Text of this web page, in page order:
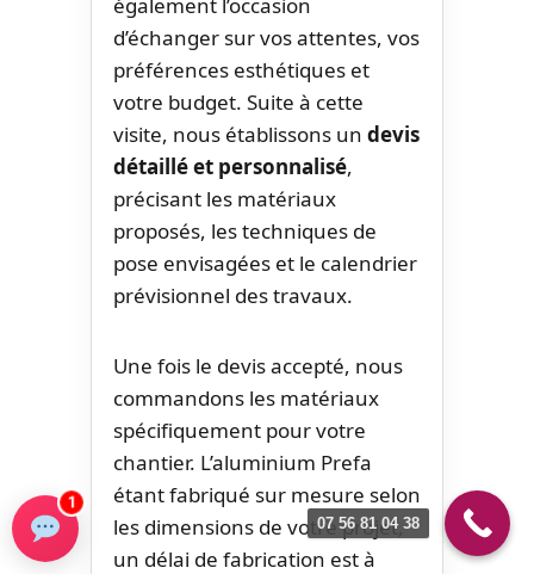
d’échanger sur vos attentes, vos
préférences esthétiques et
votre budget. Suite à cette
visite, nous établissons un devis
détaillé et personnalisé,
précisant les matériaux
proposés, les techniques de
pose envisagées et le calendrier
prévisionnel des travaux.
Une fois le devis accepté, nous
commandons les matériaux
spécifiquement pour votre
chantier. L’aluminium Prefa
étant fabriqué sur mesure selon
les dimensions de votre projet,
un délai de fabrication est à
07 56 81 04 38
1